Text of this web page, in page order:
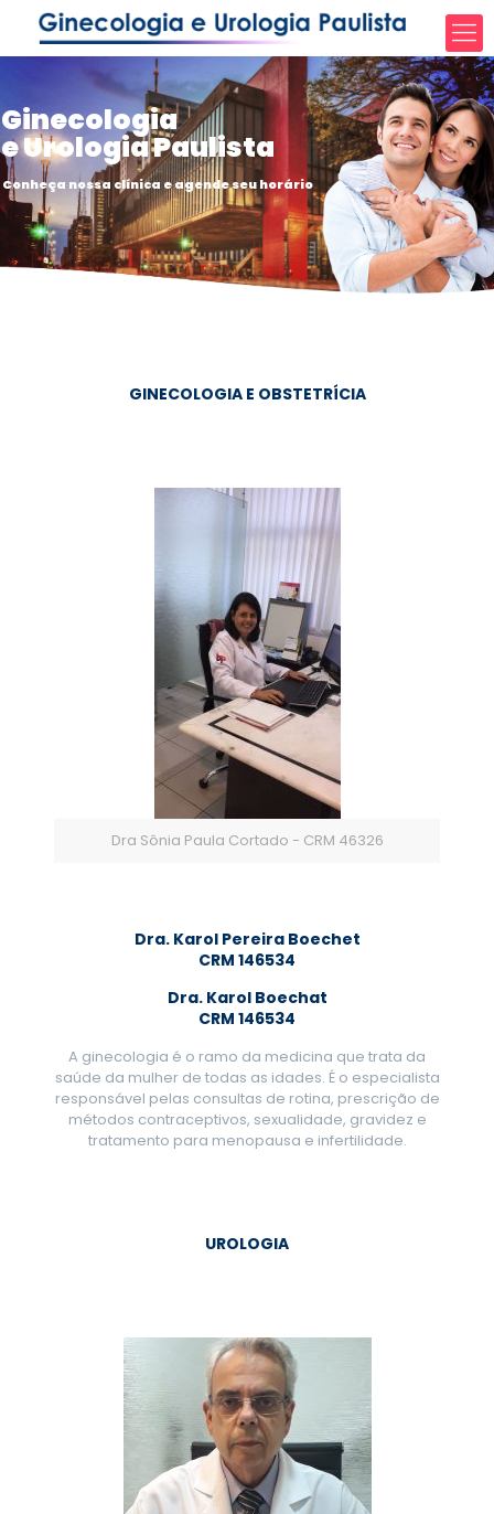
Ginecologia
e Urologia Paulista
Conheça nossa clínica e agende seu horário
GINECOLOGIA E OBSTETRÍCIA
Dra Sônia Paula Cortado - CRM 46326
Dra. Karol Pereira Boechet
CRM 146534
Dra. Karol Boechat
CRM 146534
A ginecologia é o ramo da medicina que trata da
saúde da mulher de todas as idades. É o especialista
responsável pelas consultas de rotina, prescrição de
métodos contraceptivos, sexualidade, gravidez e
tratamento para menopausa e infertilidade.
UROLOGIA